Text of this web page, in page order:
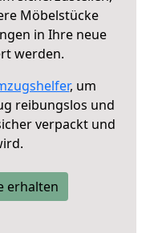
Möbelstücke
in Ihre neue
werden.
, um
reibungslos und
verpackt und
erhalten